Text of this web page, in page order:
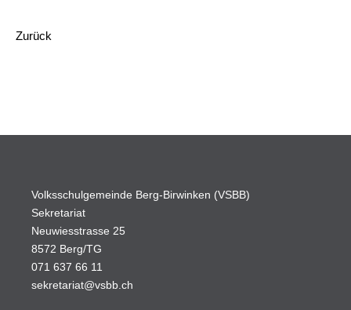
Zurück
Volksschulgemeinde Berg-Birwinken (VSBB)
Sekretariat
Neuwiesstrasse 25
8572 Berg/TG
071 637 66 11
sekretariat@vsbb.ch